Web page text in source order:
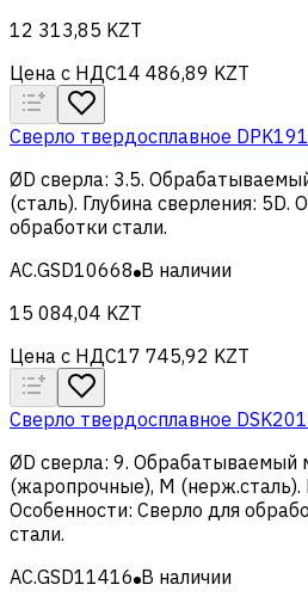
12 313,85 KZT
Цена с НДС14 486,89 KZT
Сверло твердосплавное
ØD сверла: 3.5.
(сталь). Глубина сверления: 5D.
обработки стали.
AC.GSD10668 В наличии
15 084,04 KZT
Цена с НДС17 745,92 KZT
Сверло твердосплавное
ØD сверла: 9. Обрабатываемый
(жаропрочные), M (нерж.сталь).
Особенности: Сверло для
стали.
AC.GSD11416 В наличии